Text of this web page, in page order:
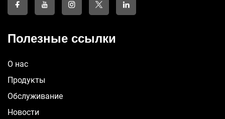
Полезные ссылки
О нас
Продукты
Обслуживание
Новости